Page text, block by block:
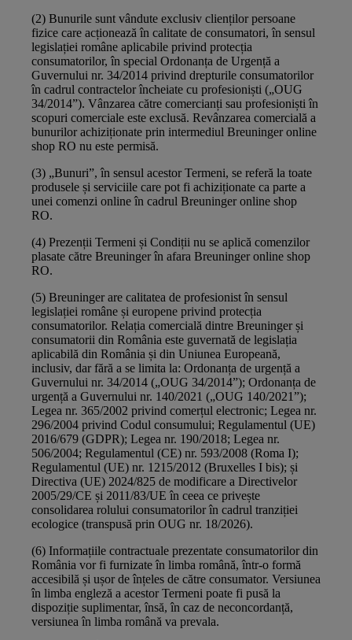
(2) Bunurile sunt vândute exclusiv clienților persoane
fizice care acționează în calitate de consumatori, în sensul
legislației române aplicabile privind protecția
consumatorilor, în special Ordonanța de Urgență a
Guvernului nr. 34/2014 privind drepturile consumatorilor
în cadrul contractelor încheiate cu profesioniști („OUG
34/2014”). Vânzarea către comercianți sau profesioniști în
scopuri comerciale este exclusă. Revânzarea comercială a
bunurilor achiziționate prin intermediul Breuninger online
shop RO nu este permisă.
(3) „Bunuri”, în sensul acestor Termeni, se referă la toate
produsele și serviciile care pot fi achiziționate ca parte a
unei comenzi online în cadrul Breuninger online shop
RO.
(4) Prezenții Termeni și Condiții nu se aplică comenzilor
plasate către Breuninger în afara Breuninger online shop
RO.
(5) Breuninger are calitatea de profesionist în sensul
legislației române și europene privind protecția
consumatorilor. Relația comercială dintre Breuninger și
consumatorii din România este guvernată de legislația
aplicabilă din România și din Uniunea Europeană,
inclusiv, dar fără a se limita la: Ordonanța de urgență a
Guvernului nr. 34/2014 („OUG 34/2014”); Ordonanța de
urgență a Guvernului nr. 140/2021 („OUG 140/2021”);
Legea nr. 365/2002 privind comerțul electronic; Legea nr.
296/2004 privind Codul consumului; Regulamentul (UE)
2016/679 (GDPR); Legea nr. 190/2018; Legea nr.
506/2004; Regulamentul (CE) nr. 593/2008 (Roma I);
Regulamentul (UE) nr. 1215/2012 (Bruxelles I bis); și
Directiva (UE) 2024/825 de modificare a Directivelor
2005/29/CE și 2011/83/UE în ceea ce privește
consolidarea rolului consumatorilor în cadrul tranziției
ecologice (transpusă prin OUG nr. 18/2026).
(6) Informațiile contractuale prezentate consumatorilor din
România vor fi furnizate în limba română, într-o formă
accesibilă și ușor de înțeles de către consumator. Versiunea
în limba engleză a acestor Termeni poate fi pusă la
dispoziție suplimentar, însă, în caz de neconcordanță,
versiunea în limba română va prevala.